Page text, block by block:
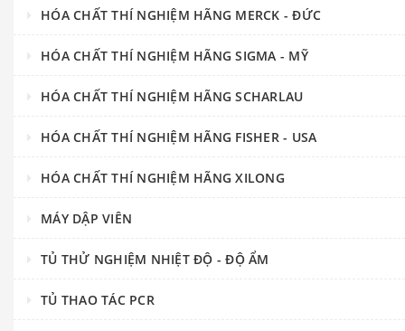
HÓA CHẤT THÍ NGHIỆM HÃNG MERCK - ĐỨC
HÓA CHẤT THÍ NGHIỆM HÃNG SIGMA - MỸ
HÓA CHẤT THÍ NGHIỆM HÃNG SCHARLAU
HÓA CHẤT THÍ NGHIỆM HÃNG FISHER - USA
HÓA CHẤT THÍ NGHIỆM HÃNG XILONG
MÁY DẬP VIÊN
TỦ THỬ NGHIỆM NHIỆT ĐỘ - ĐỘ ẨM
TỦ THAO TÁC PCR